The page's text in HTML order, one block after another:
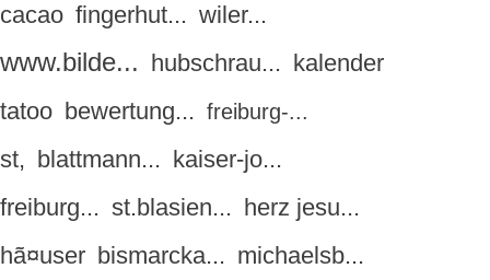
cacao fingerhut... wiler...
www.bilde... hubschrau... kalender
tatoo bewertung... freiburg-...
st, blattmann... kaiser-jo...
freiburg... st.blasien... herz jesu...
hã¤user bismarcka... michaelsb...